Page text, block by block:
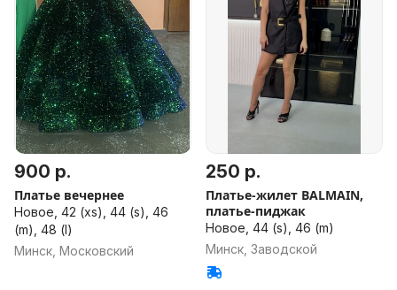
900 р.
Платье вечернее
Новое, 42 (xs), 44 (s), 46
(m), 48 (l)
Минск, Московский
250 р.
Платье-жилет BALMAIN,
платье-пиджак
Новое, 44 (s), 46 (m)
Минск, Заводской